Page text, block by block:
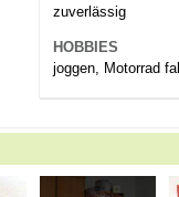
zuverlässig
HOBBIES
joggen, Motorrad